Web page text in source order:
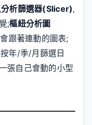
分析篩選器(Slicer),
;樞紐分析圖
跟著連動的圖表;
年/季/月篩選日
張自己會動的小型